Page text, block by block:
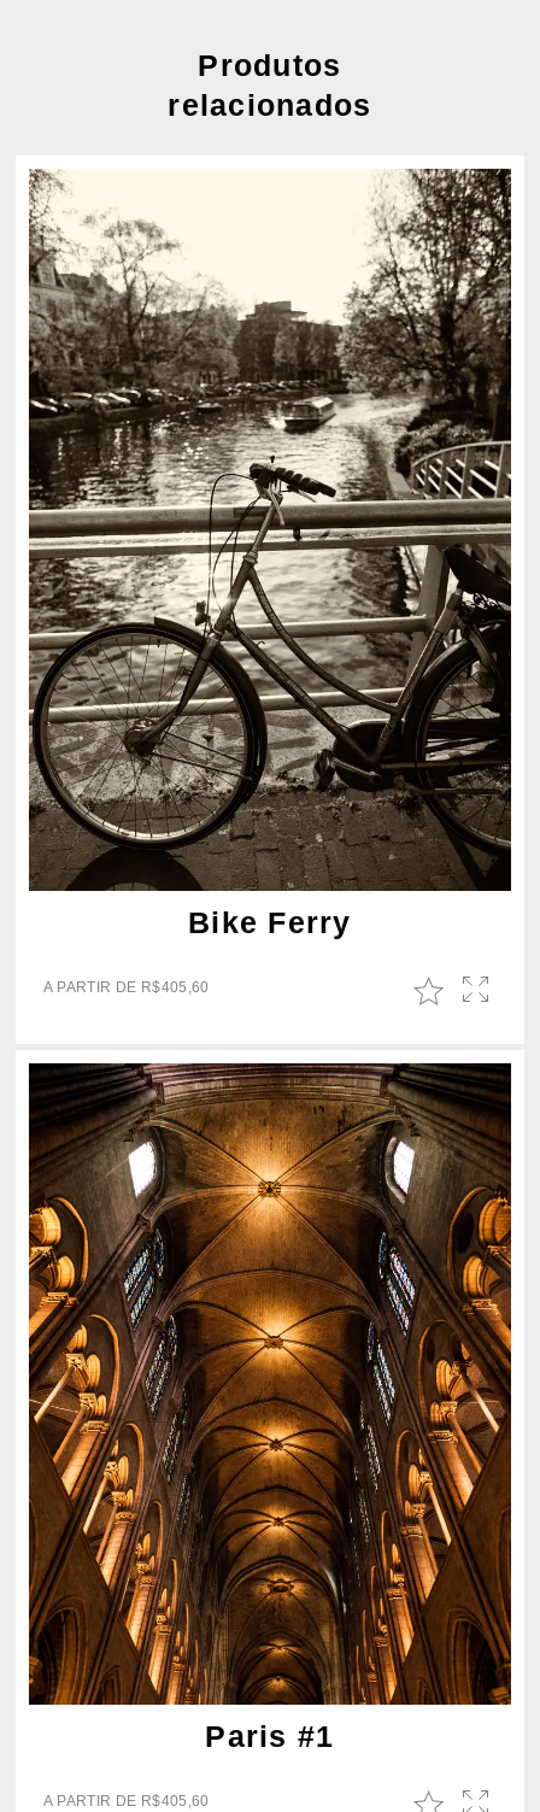
Produtos
relacionados
Bike Ferry
A PARTIR DE R$405,60
Paris #1
A PARTIR DE R$405,60